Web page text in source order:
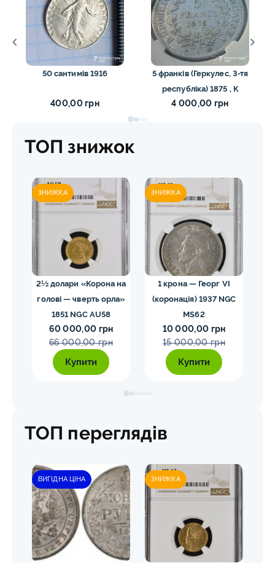
50 сантимів 1916
400,00 грн
5 франків (Геркулес, 3-тя
республіка) 1875 , К
4 000,00 грн
ТОП знижок
ЗНИЖКА
2½ долари «Корона на
голові — чверть орла»
1851 NGC AU58
60 000,00 грн
66 000,00 грн
Купити
ЗНИЖКА
1 крона — Георг VI
(коронація) 1937 NGC
MS62
10 000,00 грн
15 000,00 грн
Купити
ТОП переглядів
ВИГІДНА ЦІНА ЗНИЖКА